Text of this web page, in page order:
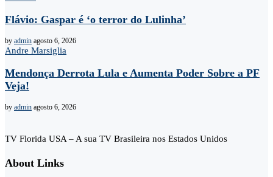
Flávio: Gaspar é ‘o terror do Lulinha’
by admin agosto 6, 2026
Andre Marsiglia
Mendonça Derrota Lula e Aumenta Poder Sobre a PF
Veja!
by admin agosto 6, 2026
TV Florida USA – A sua TV Brasileira nos Estados Unidos
About Links